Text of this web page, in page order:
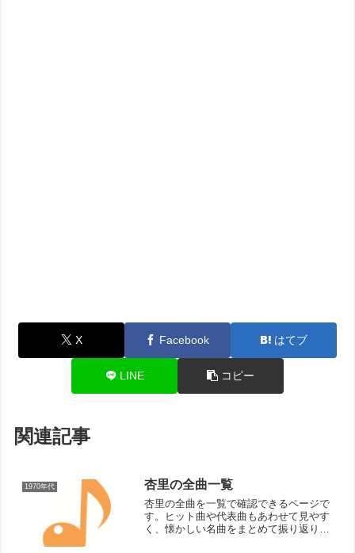
X Facebook はてブ
LINE コピー
関連記事
1970年代 杏里の全曲一覧
杏里の全曲を一覧で確認できるページで
す。ヒット曲や代表曲もあわせて見やす
く、懐かしい名曲をまとめて振り返りた